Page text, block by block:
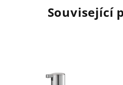
Související